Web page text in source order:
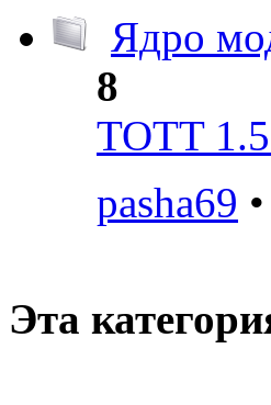
Ядро
8
TOTT
pasha69
Эта